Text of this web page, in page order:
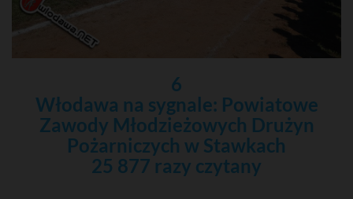
6
Włodawa na sygnale: Powiatowe
Zawody Młodzieżowych Drużyn
Pożarniczych w Stawkach
25 877 razy czytany